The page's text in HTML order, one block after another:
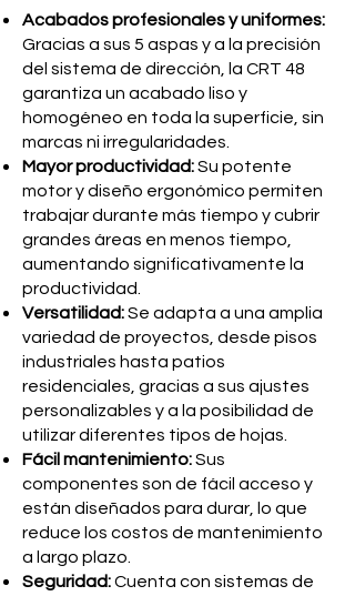
Acabados profesionales y uniformes:
Gracias a sus 5 aspas y a la precisión
del sistema de dirección, la CRT 48
garantiza un acabado liso y
homogéneo en toda la superficie, sin
marcas ni irregularidades.
Mayor productividad:Su potente
motor y diseño ergonómico permiten
trabajar durante más tiempo y cubrir
grandes áreas en menos tiempo,
aumentando significativamente la
productividad.
Versatilidad:Se adapta a una amplia
variedad de proyectos, desde pisos
industriales hasta patios
residenciales, gracias a sus ajustes
personalizables y a la posibilidad de
utilizar diferentes tipos de hojas.
Fácil mantenimiento:Sus
componentes son de fácil acceso y
están diseñados para durar, lo que
reduce los costos de mantenimiento
a largo plazo.
Seguridad:Cuenta con sistemas de